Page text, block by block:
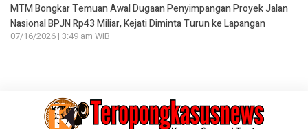
MTM Bongkar Temuan Awal Dugaan Penyimpangan Proyek Jalan
Nasional BPJN Rp43 Miliar, Kejati Diminta Turun ke Lapangan
07/16/2026 | 3:49 am WIB